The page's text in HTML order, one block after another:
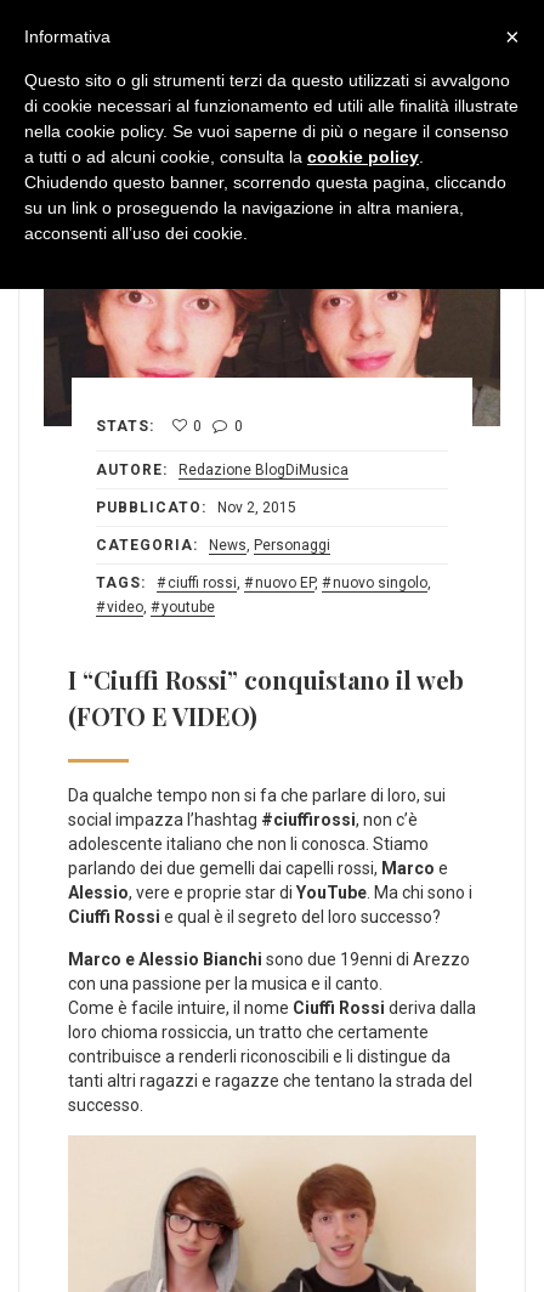
STATS: 0 0
AUTORE: Redazione BlogDiMusica
PUBBLICATO: Nov 2, 2015
CATEGORIA: News, Personaggi
TAGS: ciuffi rossi, nuovo EP, nuovo singolo,
video, youtube
I “Ciuffi Rossi” conquistano il web
(FOTO E VIDEO)
Da qualche tempo non si fa che parlare di loro, sui
social impazza l’hashtag #ciuffirossi, non c’è
adolescente italiano che non li conosca. Stiamo
parlando dei due gemelli dai capelli rossi, Marco e
Alessio, vere e proprie star di YouTube . Ma chi sono i
Ciuffi Rossi e qual è il segreto del loro successo?
Marco e Alessio Bianchi sono due 19enni di Arezzo
con una passione per la musica e il canto.
Come è facile intuire, il nome Ciuffi Rossi deriva dalla
loro chioma rossiccia, un tratto che certamente
contribuisce a renderli riconoscibili e li distingue da
tanti altri ragazzi e ragazze che tentano la strada del
successo.
×
Informativa
Questo sito o gli strumenti terzi da questo utilizzati si avvalgono
di cookie necessari al funzionamento ed utili alle finalità illustrate
nella cookie policy. Se vuoi saperne di più o negare il consenso
a tutti o ad alcuni cookie, consulta la cookie policy
Chiudendo questo banner, scorrendo questa pagina, cliccando
su un link o proseguendo la navigazione in altra maniera,
acconsenti all’uso dei cookie.